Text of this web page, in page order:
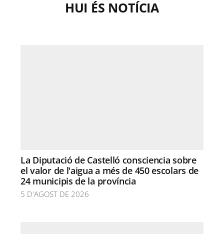
HUI ÉS NOTÍCIA
La Diputació de Castelló consciencia sobre
el valor de l'aigua a més de 450 escolars de
24 municipis de la província
5 D'AGOST DE 2026